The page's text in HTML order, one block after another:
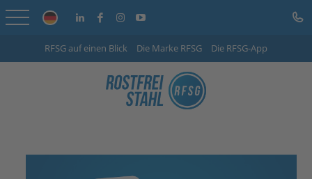
Startseite
RFSG auf einen Blick Die Marke RFSG Die RFSG-App